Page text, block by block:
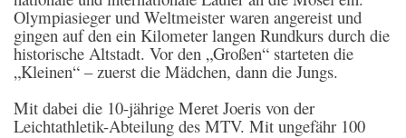
Olympiasieger und Weltmeister waren angereist und
gingen auf den ein Kilometer langen Rundkurs durch die
historische Altstadt. Vor den „Großen“ starteten die
„Kleinen“ – zuerst die Mädchen, dann die Jungs.
Mit dabei die 10-jährige Meret Joeris von der
Leichtathletik-Abteilung des MTV. Mit ungefähr 100